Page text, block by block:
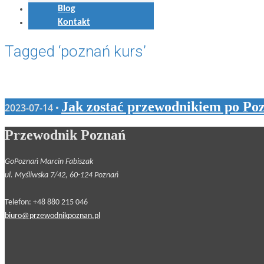
Blog
Kontakt
Tagged ‘poznań kurs’
2023-07-14 • Jak zostać przewodnikiem po
Przewodnik Poznań
GoPoznań Marcin Fabiszak
ul. Myśliwska 7/42, 60-124 Poznań
Telefon: +48 880 215 046
biuro@przewodnikpoznan.pl